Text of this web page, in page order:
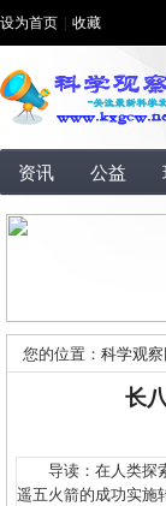
设为首页 收藏
资讯 公益
您的位置： 科学观
长
导读：在人类探索
遥五火箭的成功实施